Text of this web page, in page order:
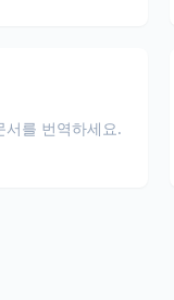
서를 번역하세요.